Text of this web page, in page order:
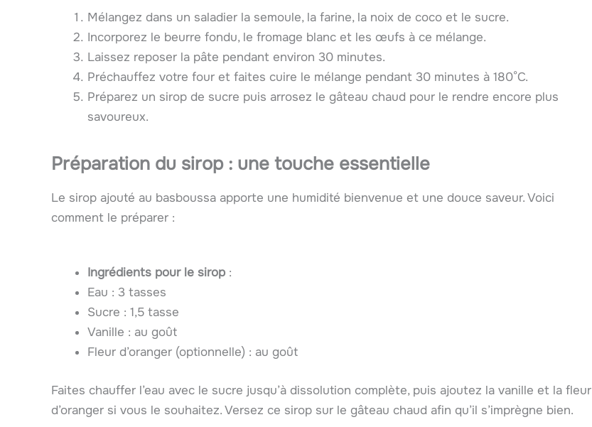
Mélangez dans un saladier la semoule, la farine, la noix de coco et le sucre.
Incorporez le beurre fondu, le fromage blanc et les œufs à ce mélange.
Laissez reposer la pâte pendant environ 30 minutes.
Préchauffez votre four et faites cuire le mélange pendant 30 minutes à 180°C.
Préparez un sirop de sucre puis arrosez le gâteau chaud pour le rendre encore plus
savoureux.
Préparation du sirop : une touche essentielle
Le sirop ajouté au basboussa apporte une humidité bienvenue et une douce saveur. Voici
comment le préparer :
Ingrédients pour le sirop :
Eau : 3 tasses
Sucre : 1,5 tasse
Vanille : au goût
Fleur d’oranger (optionnelle) : au goût
Faites chauffer l’eau avec le sucre jusqu’à dissolution complète, puis ajoutez la vanille et la fleur
d’oranger si vous le souhaitez. Versez ce sirop sur le gâteau chaud afin qu’il s’imprègne bien.